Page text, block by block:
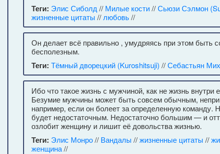
Теги: Элис Сиболд // Милые кости//Сьюзи Сэлмон
жизненные цитаты // любовь//
Он делает всё правильно , умудряясь при этом быть
бесполезным.
Теги: Тёмный дворецкий (Kuroshitsuji) //Себастьян
Ибо что такое жизнь с мужчиной, как не жизнь внутри
Безумие мужчины может быть совсем обычным,
например, если он болеет за определенную команду.
будет недостаточным. Недостаточно большим — и
озлобит женщину и лишит её довольства жизнью.
Теги: Элис Монро// Вандалы //жизненные цитаты //
женщина//